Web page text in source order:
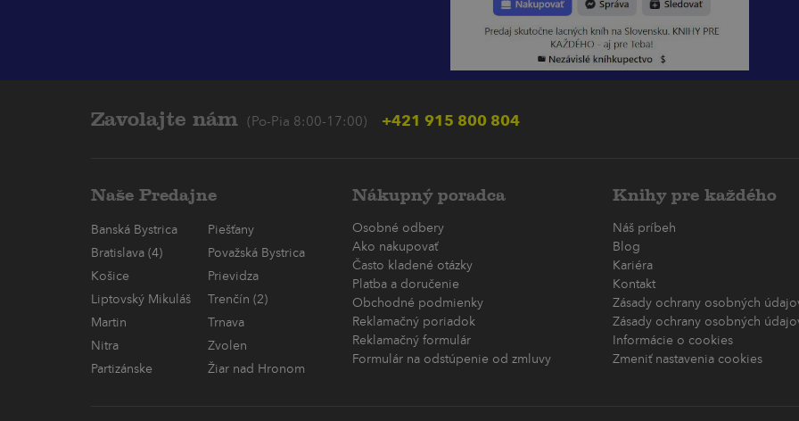
Zavolajte nám (Po-Pia 8:00-17:00) +421 915 800 804
Naše Predajne
Banská Bystrica
Piešťany
Bratislava (4)
Považská Bystrica
Košice
Prievidza
Liptovský Mikuláš
Trenčín (2)
Martin
Trnava
Nitra
Zvolen
Partizánske
Žiar nad Hronom
Nákupný poradca
Osobné odbery
Ako nakupovať
Často kladené otázky
Platba a doručenie
Obchodné podmienky
Reklamačný poriadok
Reklamačný formulár
Formulár na odstúpenie od zmluvy
Knihy pre každého
Náš príbeh
Blog
Kariéra
Kontakt
Zásady ochrany osobných
Zásady ochrany osobných
Informácie o cookies
Zmeniť nastavenia cookies